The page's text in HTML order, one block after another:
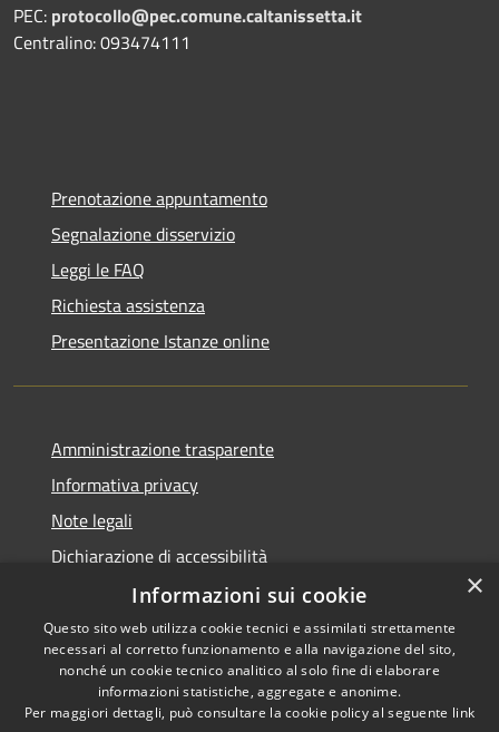
PEC: protocollo@pec.comune.caltanissetta.it
Centralino: 093474111
Prenotazione appuntamento
Segnalazione disservizio
Leggi le FAQ
Richiesta assistenza
Presentazione Istanze online
Amministrazione trasparente
Informativa privacy
Note legali
Dichiarazione di accessibilità
Accessibilità
Privacy
Copyright © 2026 • Comune di
Caltanissetta • Powered by
Municipium•Accesso
×
Informazioni sui cookie
Questo sito web utilizza cookie tecnici e assimilati strettamente
necessari al corretto funzionamento e alla navigazione del sito,
nonché un cookie tecnico analitico al solo fine di elaborare
informazioni statistiche, aggregate e anonime.
Per maggiori dettagli, può consultare la cookie policy al seguente link